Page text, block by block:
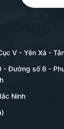
của khách
V - Yên Xá -
- Đường số 6 -
Ninh